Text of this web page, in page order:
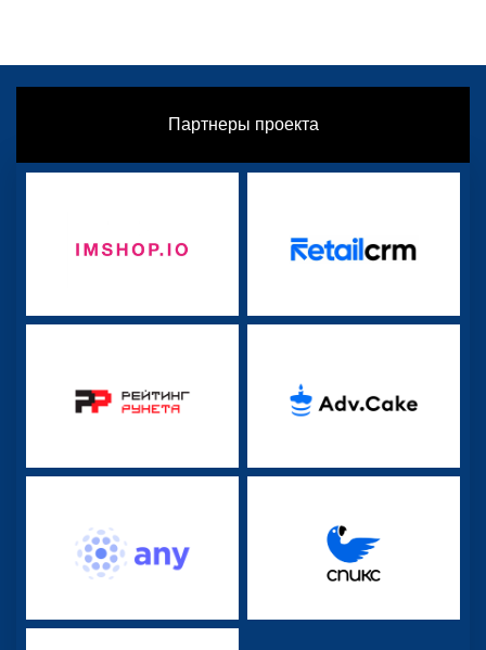
Партнеры проекта